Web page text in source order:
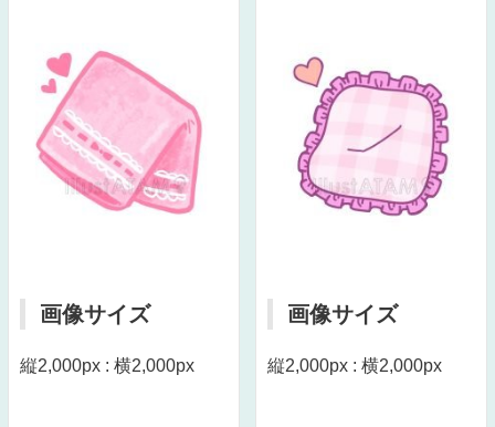
画像サイズ
縦2,000px : 横2,000px
画像サイズ
縦2,000px : 横2,000px